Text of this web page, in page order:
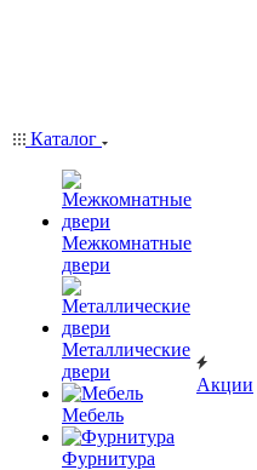
Каталог
Межкомнатные
двери
Металлические
двери
Мебель
Фурнитура
Акции